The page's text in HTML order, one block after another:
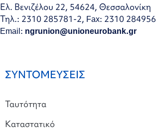
Ελ. Βενιζέλου 22, 54624, Θεσσαλονίκη
Τηλ.: 2310 285781-2, Fax: 2310 284956
Email: ngrunion@unioneurobank.gr
ΣΥΝΤΟΜΕΥΣΕΙΣ
Ταυτότητα
Καταστατικό